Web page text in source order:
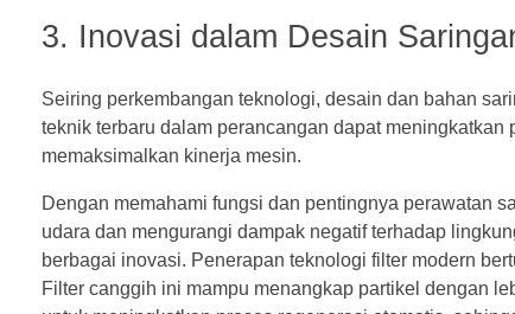
3. Inovasi dalam Desain
Seiring perkembangan teknologi, desain dan bahan
teknik terbaru dalam perancangan dapat
memaksimalkan kinerja mesin.
Dengan memahami fungsi dan pentingnya perawatan
udara dan mengurangi dampak negatif terhadap
berbagai inovasi. Penerapan teknologi filter modern
Filter canggih ini mampu menangkap partikel dengan